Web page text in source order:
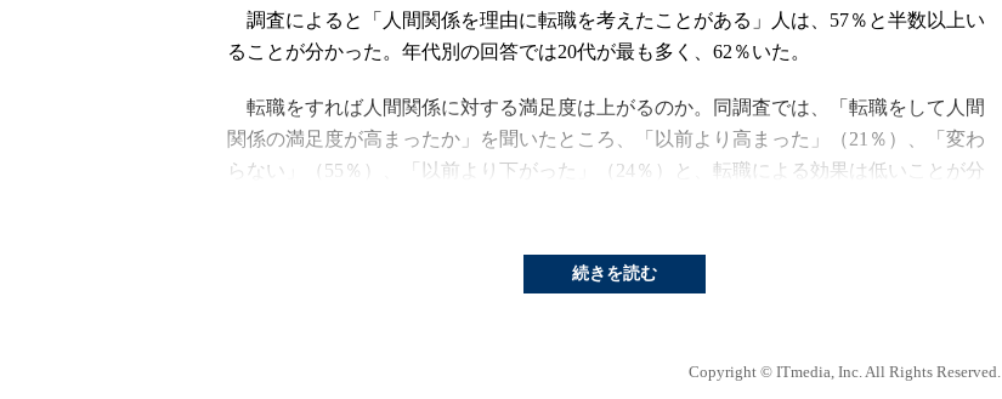
調査によると「人間関係を理由に転職を考えたことがある」人は、57％と半数以上い
ることが分かった。年代別の回答では20代が最も多く、62％いた。
転職をすれば人間関係に対する満足度は上がるのか。同調査では、「転職をして人間
関係の満足度が高まったか」を聞いたところ、「以前より高まった」（21％）、「変わ
らない」（55％）、「以前より下がった」（24％）と、転職による効果は低いことが分
していることがうかがえる」と分析している。
続きを読む
Copyright © ITmedia, Inc. All Rights Reserved.